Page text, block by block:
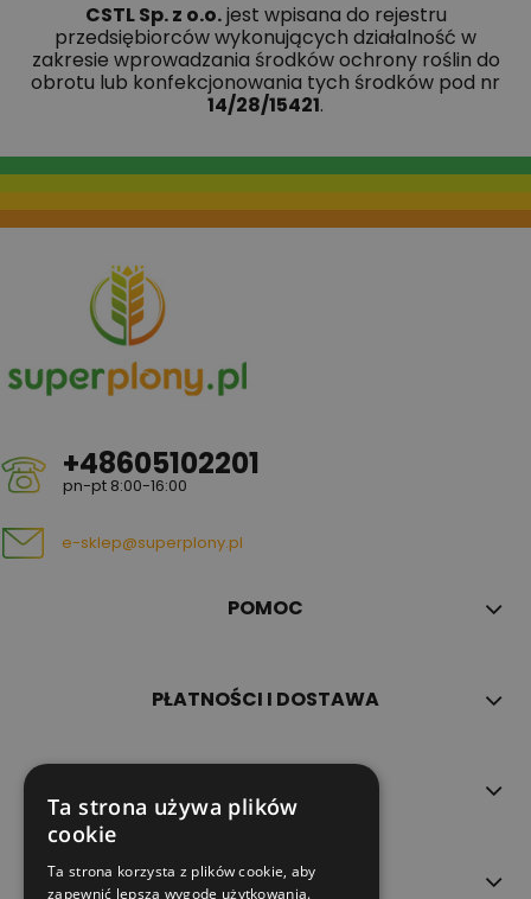
CSTL Sp. z o.o.jest wpisana do rejestru
przedsiębiorców wykonujących działalność w
zakresie wprowadzania środków ochrony roślin do
obrotu lub konfekcjonowania tych środków pod nr
14/28/15421.
+48605102201
pn-pt 8:00-16:00
e-sklep@superplony.pl
POMOC
PŁATNOŚCI I DOSTAWA
O NAS
Ta strona używa plików
cookie
Ta strona korzysta z plików cookie, aby
zapewnić lepszą wygodę użytkowania.